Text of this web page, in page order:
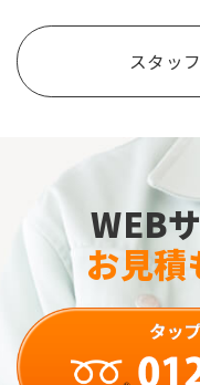
スタッ
WEB
お見積